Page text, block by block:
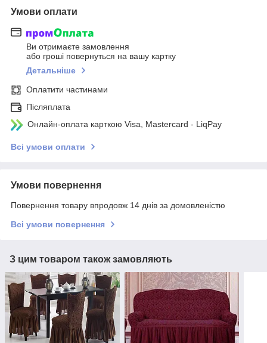
Умови оплати
Ви отримаєте замовлення
або гроші повернуться на вашу картку
Детальніше
Оплатити частинами
Післяплата
Онлайн-оплата карткою Visa, Mastercard - LiqPay
Всі умови оплати
Умови повернення
Повернення товару впродовж 14 днів за домовленістю
Всі умови повернення
З цим товаром також замовляють